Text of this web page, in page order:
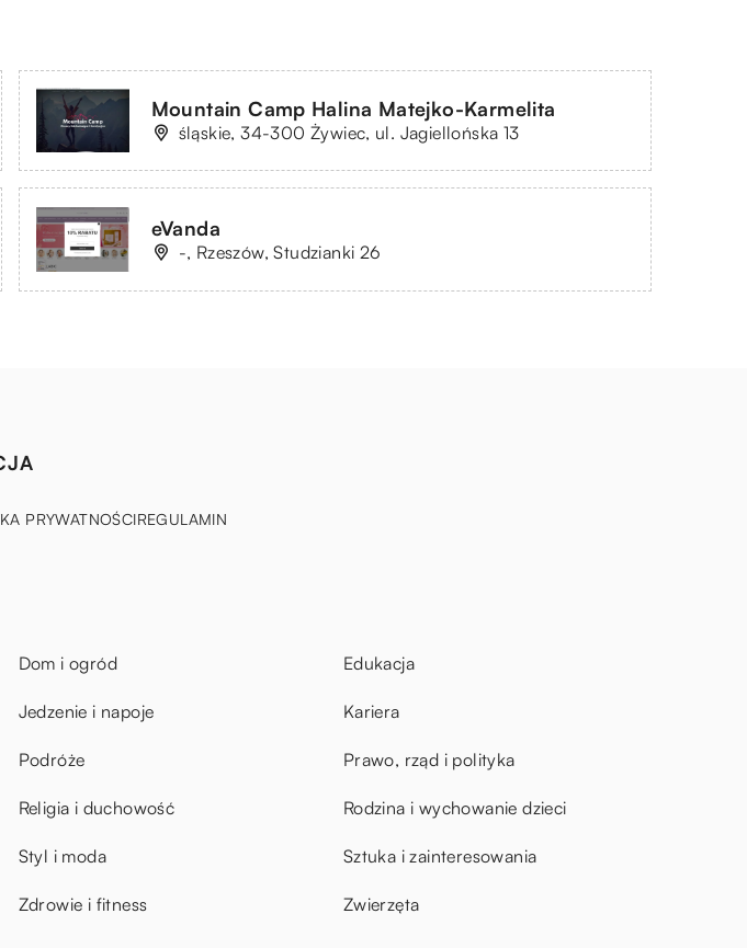
Mountain Camp Halina Matejko-Karmelita
śląskie, 34-300 Żywiec, ul. Jagiellońska 13
eVanda
-, Rzeszów, Studzianki 26
PRYWATNOŚCIREGULAMIN
Dom i ogród Edukacja
Jedzenie i napoje Kariera
Podróże Prawo, rząd i polityka
Religia i duchowość Rodzina i wychowanie dzieci
Styl i moda Sztuka i zainteresowania
Zdrowie i fitness Zwierzęta